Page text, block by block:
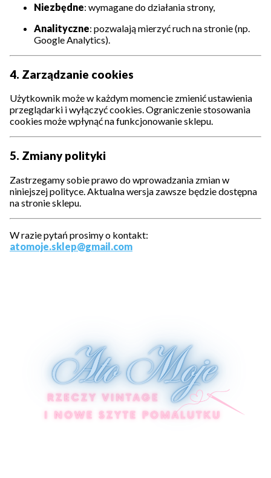
Niezbędne: wymagane do działania strony,
Analityczne: pozwalają mierzyć ruch na stronie (np.
Google Analytics).
4. Zarządzanie cookies
Użytkownik może w każdym momencie zmienić ustawienia
przeglądarki i wyłączyć cookies. Ograniczenie stosowania
cookies może wpłynąć na funkcjonowanie sklepu.
5. Zmiany polityki
Zastrzegamy sobie prawo do wprowadzania zmian w
niniejszej polityce. Aktualna wersja zawsze będzie dostępna
na stronie sklepu.
W razie pytań prosimy o kontakt:
atomoje.sklep@gmail.com